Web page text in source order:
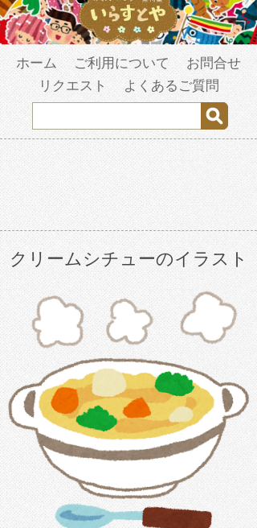
ホーム ご利用について
お問合せ
リクエスト
よくあるご質問
クリームシチューのイラスト